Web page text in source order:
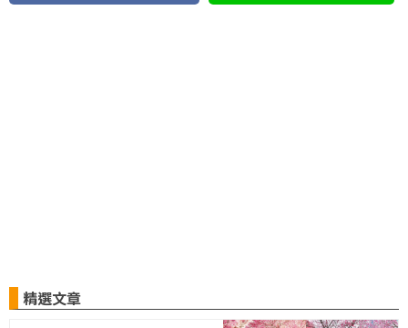
精選文章